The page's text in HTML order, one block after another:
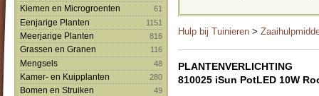
Kiemen en Microgroenten 61
Eenjarige Planten 1151
Meerjarige Planten 816
Grassen en Granen 116
Mengsels 48
Kamer- en Kuipplanten 280
Bomen en Struiken 49
Hulp bij Tuinieren >
PLANTENVERLICHTING
810025 iSun PotLED 10W